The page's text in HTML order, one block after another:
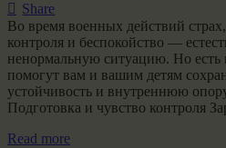
Share
Во время военных действий
контроля и беспокойство —
ненормальную ситуацию. Но есть
помогут вам и вашим детям
устойчивость и внутреннюю
Подготовка и чувство контроля
Read more